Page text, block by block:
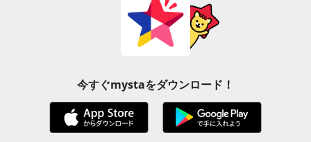
今すぐmystaをダウンロード！